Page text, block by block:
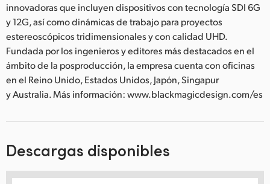
innovadoras que incluyen dispositivos con tecnología SDI 6G
y 12G, así como dinámicas de trabajo para proyectos
estereoscópicos tridimensionales y con calidad UHD.
Fundada por los ingenieros y editores más destacados en el
ámbito de la posproducción, la empresa cuenta con oficinas
en el Reino Unido, Estados Unidos, Japón, Singapur
y Australia. Más información: www.blackmagicdesign.com/es
Descargas disponibles